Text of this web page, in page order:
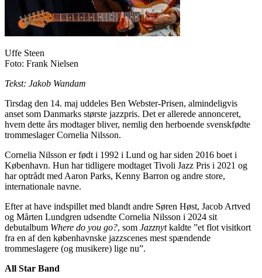
Uffe Steen
Foto: Frank Nielsen
Tekst: Jakob Wandam
Tirsdag den 14. maj uddeles Ben Webster-Prisen, almindeligvis
anset som Danmarks største jazzpris. Det er allerede annonceret,
hvem dette års modtager bliver, nemlig den herboende svenskfødte
trommeslager Cornelia Nilsson.
Cornelia Nilsson er født i 1992 i Lund og har siden 2016 boet i
København. Hun har tidligere modtaget Tivoli Jazz Pris i 2021 og
har optrådt med Aaron Parks, Kenny Barron og andre store,
internationale navne.
Efter at have indspillet med blandt andre Søren Høst, Jacob Artved
og Mårten Lundgren udsendte Cornelia Nilsson i 2024 sit
debutalbum Where do you go?, som Jazznytkaldte ”et flot visitkort
fra en af den københavnske jazzscenes mest spændende
trommeslagere (og musikere) lige nu”.
All Star Band